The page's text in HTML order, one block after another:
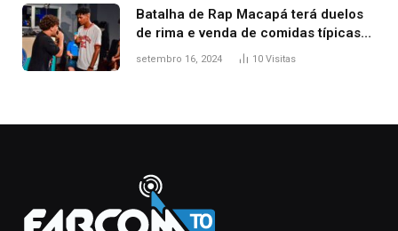
Batalha de Rap Macapá terá duelos
de rima e venda de comidas típicas
no Mercado Central
setembro 16, 2024 10 Visitas